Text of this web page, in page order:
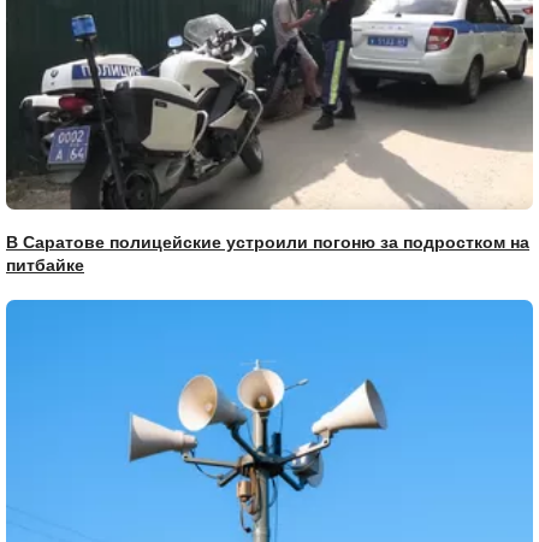
В Саратове полицейские устроили погоню за подростком на
питбайке